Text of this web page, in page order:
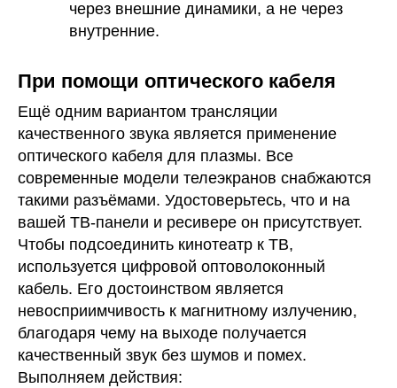
через внешние динамики, а не через
внутренние.
При помощи оптического кабеля
Ещё одним вариантом трансляции
качественного звука является применение
оптического кабеля для плазмы. Все
современные модели телеэкранов снабжаются
такими разъёмами. Удостоверьтесь, что и на
вашей ТВ-панели и ресивере он присутствует.
Чтобы подсоединить кинотеатр к ТВ,
используется цифровой оптоволоконный
кабель. Его достоинством является
невосприимчивость к магнитному излучению,
благодаря чему на выходе получается
качественный звук без шумов и помех.
Выполняем действия: